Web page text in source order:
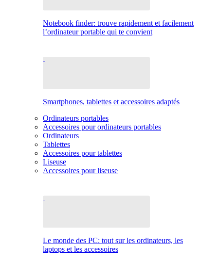
Notebook finder: trouve rapidement et facilement
l’ordinateur portable qui te convient
Smartphones, tablettes et accessoires adaptés
Ordinateurs portables
Accessoires pour ordinateurs portables
Ordinateurs
Tablettes
Accessoires pour tablettes
Liseuse
Accessoires pour liseuse
Le monde des PC: tout sur les ordinateurs, les
laptops et les accessoires